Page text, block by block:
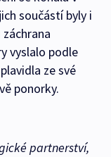
součástí byly i
vyslalo podle
ze své
ponorky.
partnerství,